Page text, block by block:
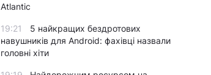
Atlantic
19:21
5 найкращих бездротових
навушників для Android: фахівці назвали
головні хіти